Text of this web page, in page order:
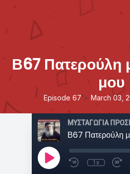
Β67 Πατερούλη
μου
Episode 67 • March 03,
ΜΥΣΤΑΓΩΓΙΑ
Β67 Πατερούλη
1x